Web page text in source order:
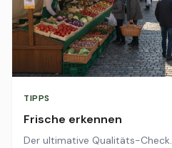
TIPPS
Frische erkennen
Der ultimative Qualitäts-Check.